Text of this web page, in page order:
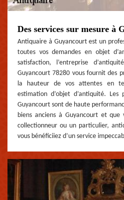
Des services sur mesure à
Antiquaire à Guyancourt est un
toutes vos demandes en objet
satisfaction, l’entreprise
Guyancourt 78280 vous fournit des
la hauteur de vos attentes en
estimation d’objet d’antiquité.
Guyancourt sont de haute
biens anciens à Guyancourt et que
collectionneur ou un particulier,
vous bénéficiiez d’un service